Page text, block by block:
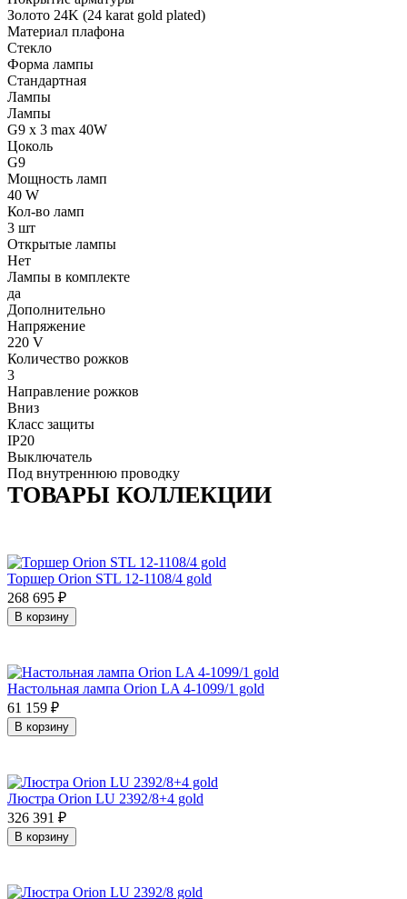
Золото 24K (24 karat gold plated)
Материал плафона
Стекло
Форма лампы
Стандартная
Лампы
Лампы
G9 x 3 max 40W
Цоколь
G9
Мощность ламп
40 W
Кол-во ламп
3 шт
Открытые лампы
Нет
Лампы в комплекте
да
Дополнительно
Напряжение
220 V
Количество рожков
3
Направление рожков
Вниз
Класс защиты
IP20
Выключатель
Под внутреннюю проводку
ТОВАРЫ КОЛЛЕКЦИИ
Торшер Orion STL 12-1108/4 gold
268 695 ₽
В корзину
Настольная лампа Orion LA 4-1099/1 gold
61 159 ₽
В корзину
Люстра Orion LU 2392/8+4 gold
326 391 ₽
В корзину